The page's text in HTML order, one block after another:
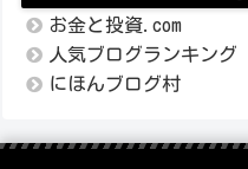
お金と投資.com
人気ブログランキング
にほんブログ村